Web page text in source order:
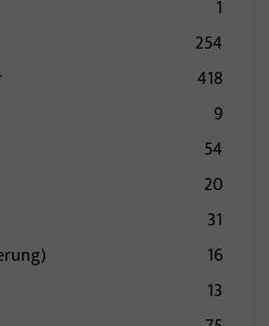
1
254
418
9
54
20
31
16
13